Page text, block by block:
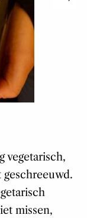
vegetarisch,
missen,